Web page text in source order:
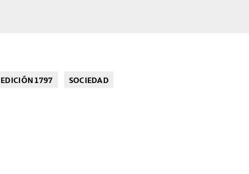
EDICIÓN 1797 SOCIEDAD